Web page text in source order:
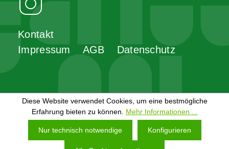
Kontakt
Impressum
AGB Datenschutz
Diese Website verwendet Cookies, um eine bestmögliche
Erfahrung bieten zu können. Mehr Informationen ...
Nur technisch notwendige Konfigurieren